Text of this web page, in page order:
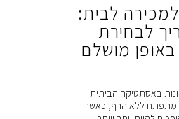
לבית:
לבחירת
מושלם
באסתטיקה הביתית
מתפתח ללא הרף, כאשר